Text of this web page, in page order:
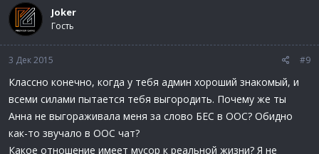
Joker
Гость
3 Дек 2015 #9
Классно конечно, когда у тебя админ хороший знакомый, и
всеми силами пытается тебя выгородить. Почему же ты
Анна не выгораживала меня за слово БЕС в ООС? Обидно
как-то звучало в ООС чат?
Какое отношение имеет мусор к реальной жизни? Я не